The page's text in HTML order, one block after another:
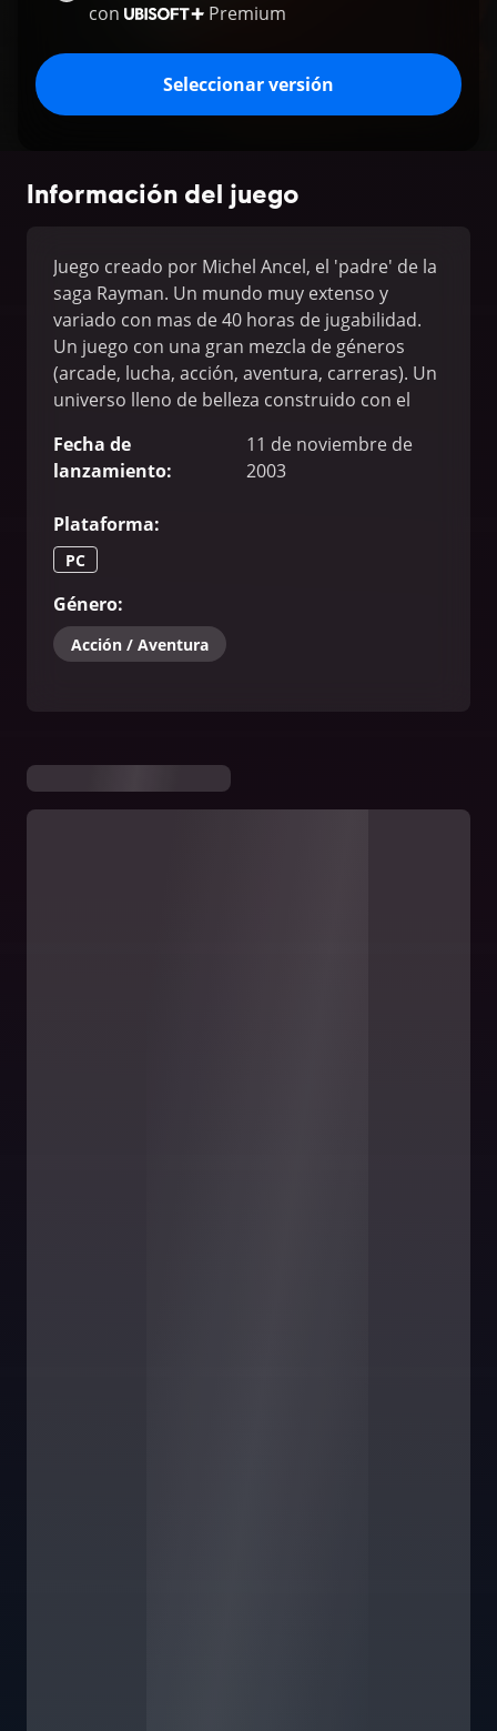
con
Premium
Seleccionar versión
Información del juego
Juego creado por Michel Ancel, el 'padre' de la
saga Rayman. Un mundo muy extenso y
variado con mas de 40 horas de jugabilidad.
Un juego con una gran mezcla de géneros
(arcade, lucha, acción, aventura, carreras). Un
universo lleno de belleza construido con el
Persia).
Fecha de
lanzamiento:
11 de noviembre de
2003
Plataforma:
PC
Género:
Acción / Aventura